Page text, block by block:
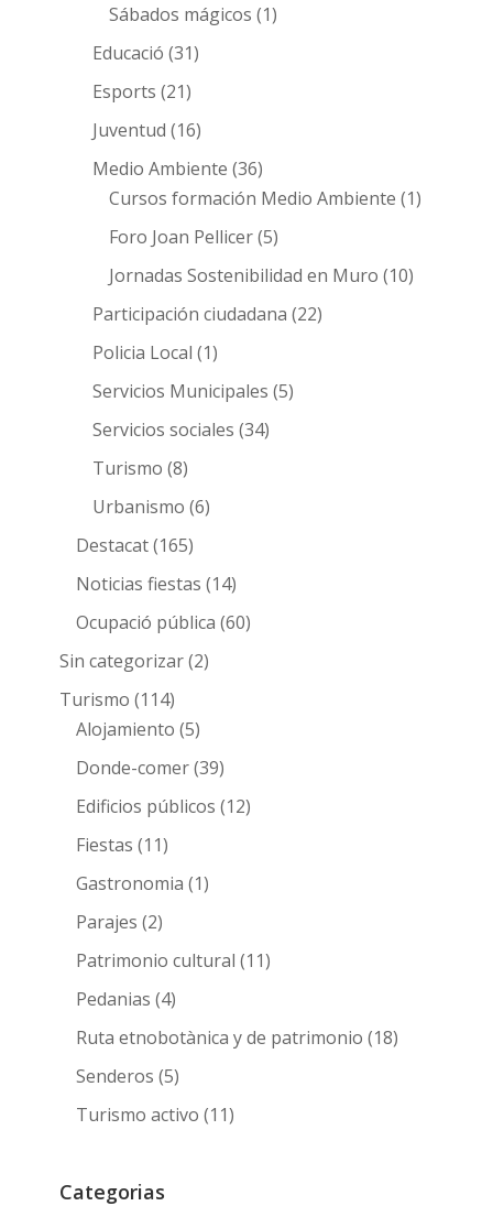
Sábados mágicos (1)
Educació (31)
Esports (21)
Juventud (16)
Medio Ambiente (36)
Cursos formación Medio Ambiente (1)
Foro Joan Pellicer(5)
Jornadas Sostenibilidad en Muro (10)
Participación ciudadana (22)
Policia Local (1)
Servicios Municipales (5)
Servicios sociales (34)
Turismo (8)
Urbanismo (6)
Destacat(165)
Noticias fiestas (14)
Ocupació pública (60)
Sin categorizar(2)
Turismo (114)
Alojamiento (5)
Donde-comer(39)
Edificios públicos (12)
Fiestas (11)
Gastronomia (1)
Parajes (2)
Patrimonio cultural (11)
Pedanias (4)
Ruta etnobotànica y de patrimonio (18)
Senderos (5)
Turismo activo (11)
Categorias